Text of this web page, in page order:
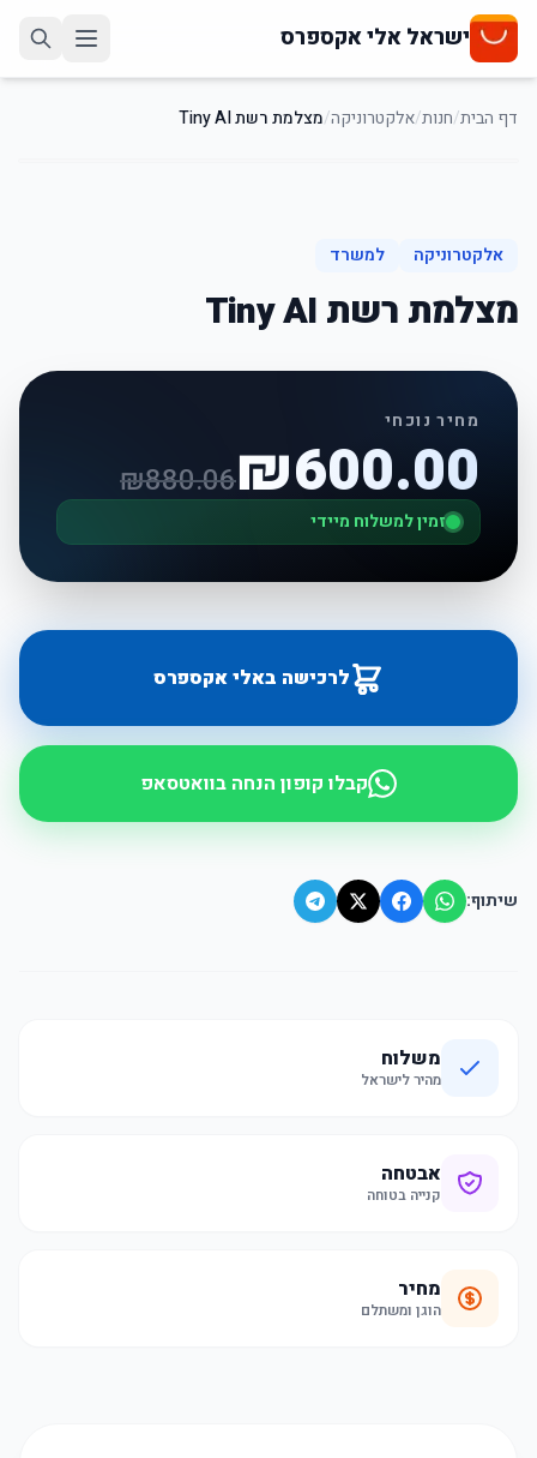
ישראל אלי אקספרס
דף הבית/חנות/אלקטרוניקה/מצלמת רשת Tiny AI
אלקטרוניקה
למשרד
מצלמת רשת Tiny AI
מחיר נוכחי
₪600.00
₪880.06
זמין למשלוח מיידי
לרכישה באלי אקספרס
קבלו קופון הנחה בוואטסאפ
שיתוף:
משלוח
מהיר לישראל
אבטחה
קנייה בטוחה
מחיר
הוגן ומשתלם